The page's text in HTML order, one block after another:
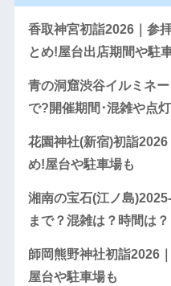
香取神宮初詣2026｜参
とめ!屋台出店期間や駐
青の洞窟渋谷イルミネ
で?開催期間･混雑や点
花園神社(新宿)初詣
め!屋台や駐車場も
湘南の宝石(江ノ島
まで？混雑は？時間は？
師岡熊野神社初詣2026
屋台や駐車場も